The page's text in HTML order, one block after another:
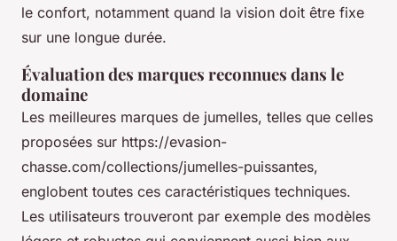
le confort, notamment quand la vision doit être fixe
sur une longue durée.
Évaluation des marques reconnues dans le
domaine
Les meilleures marques de jumelles, telles que celles
proposées sur https://evasion-
chasse.com/collections/jumelles-puissantes,
englobent toutes ces caractéristiques techniques.
Les utilisateurs trouveront par exemple des modèles